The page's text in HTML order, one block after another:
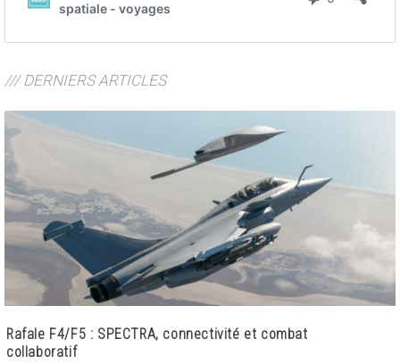
/// DERNIERS ARTICLES
Rafale F4/F5 : SPECTRA, connectivité et combat
collaboratif